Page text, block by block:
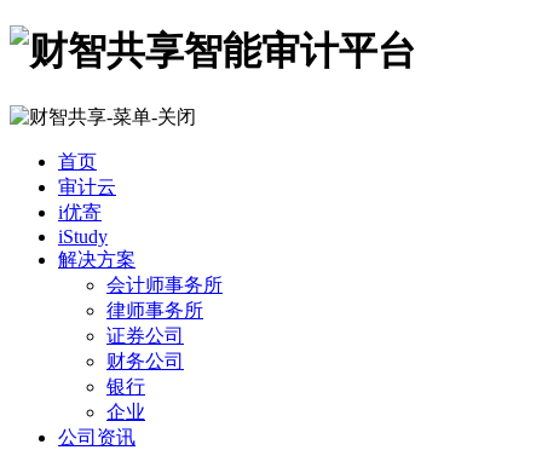
首页
审计云
i优寄
iStudy
解决方案
会计师事务所
律师事务所
证券公司
财务公司
银行
企业
公司资讯